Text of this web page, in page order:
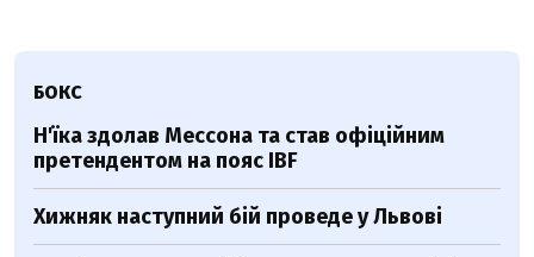
БОКС
Н'їка здолав Мессона та став офіційним
претендентом на пояс IBF
Хижняк наступний бій проведе у Львові